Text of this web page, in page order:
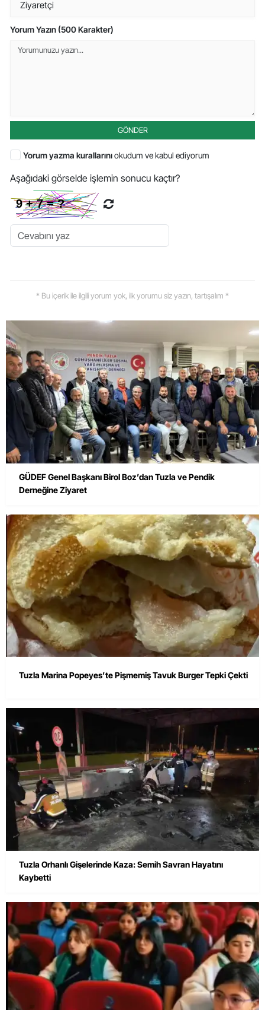
Yorum Yazın (500 Karakter)
GÖNDER
Yorum yazma kurallarınıokudum ve kabul ediyorum
Aşağıdaki görselde işlemin sonucu kaçtır?
* Bu içerik ile ilgili yorum yok, ilk yorumu siz yazın, tartışalım *
GÜDEF Genel Başkanı Birol Boz’dan Tuzla ve Pendik
Derneğine Ziyaret
Tuzla Marina Popeyes’te Pişmemiş Tavuk Burger Tepki Çekti
Tuzla Orhanlı Gişelerinde Kaza: Semih Savran Hayatını
Kaybetti